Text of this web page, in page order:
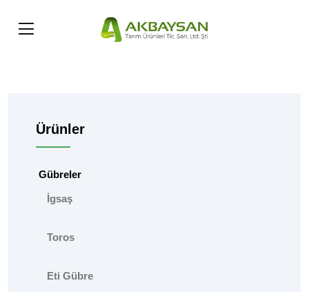
Ürünler
Gübreler
İgsaş
Toros
Eti Gübre